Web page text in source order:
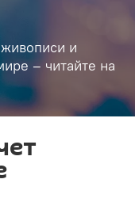
и
– читайте на